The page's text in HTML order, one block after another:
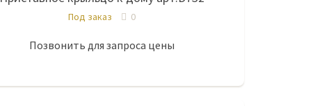
Под заказ 0
Позвонить для запроса цены